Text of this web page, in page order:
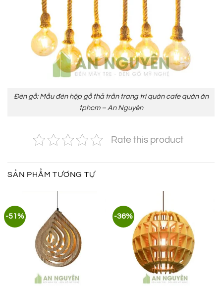
Đèn gỗ: Mẫu đèn hộp gỗ thả trần trang trí quán cafe quán ăn
tphcm – An Nguyên
Rate this product
SẢN PHẨM TƯƠNG TỰ
-51% -36%